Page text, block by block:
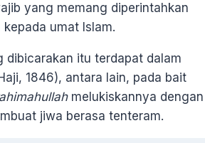
yang memang diperintahkan
umat Islam.
dibicarakan itu terdapat dalam
1846), antara lain, pada bait
melukiskannya dengan
jiwa berasa tenteram.